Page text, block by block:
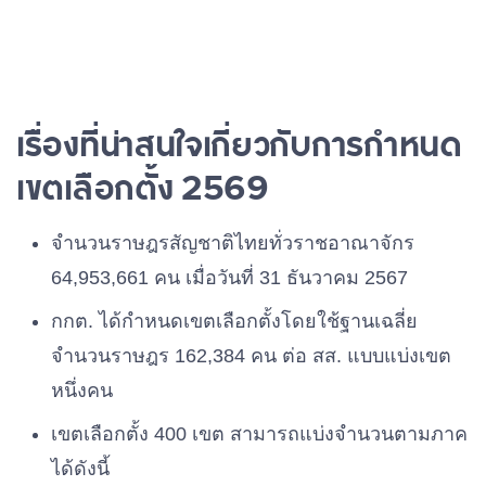
เรื่องที่น่าสนใจเกี่ยวกับการกำหนด
เขตเลือกตั้ง 2569
จำนวนราษฎรสัญชาติไทยทั่วราชอาณาจักร
64,953,661 คน เมื่อวันที่ 31 ธันวาคม 2567
กกต. ได้กำหนดเขตเลือกตั้งโดยใช้ฐานเฉลี่ย
จำนวนราษฎร 162,384 คน ต่อ สส. แบบแบ่งเขต
หนึ่งคน
เขตเลือกตั้ง 400 เขต สามารถแบ่งจำนวนตามภาค
ได้ดังนี้